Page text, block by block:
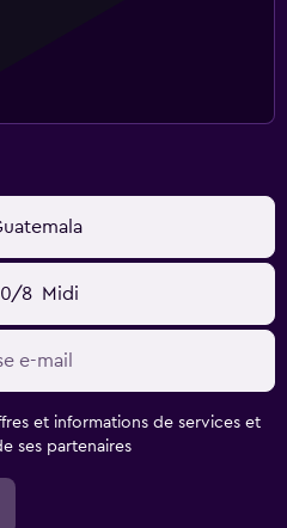
8 Midi
et informations de services et
ses partenaires